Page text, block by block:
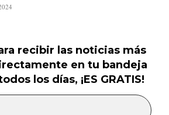
recibir las noticias más
en tu bandeja
los días, ¡ES GRATIS!